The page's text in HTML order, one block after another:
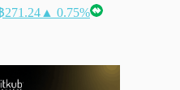
271.24 ▲ 0.75%